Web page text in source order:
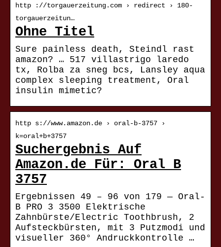
http ://torgauerzeitung.com › redirect › 180-
torgauerzeitun…
Ohne Titel
Sure painless death, Steindl rast
amazon? … 517 villastrigo laredo
tx, Rolba za sneg bcs, Lansley aqua
complex sleeping treatment, Oral
insulin mimetic?
http s://www.amazon.de › oral-b-3757 ›
k=oral+b+3757
Suchergebnis Auf
Amazon.de Für: Oral B
3757
Ergebnissen 49 – 96 von 179 — Oral-
B PRO 3 3500 Elektrische
Zahnbürste/Electric Toothbrush, 2
Aufsteckbürsten, mit 3 Putzmodi und
visueller 360° Andruckkontrolle …